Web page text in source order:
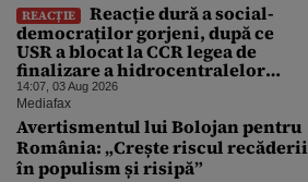
REACȚIE
Reacție dură a social-
democraților gorjeni, după ce
USR a blocat la CCR legea de
finalizare a hidrocentralelor
abandonate. „Nu ne-ar surprinde
dacă Miruță și USR ar acuza PSD și
de faptul că asupra Europei s-a
abătut o cupolă de foc”
14:07, 03 Aug 2026
Mediafax
Avertismentul lui Bolojan pentru
România: „Crește riscul recăderii
în populism și risipă”